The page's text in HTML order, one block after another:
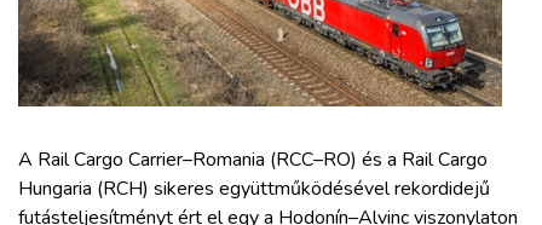
HAJÓZÁS
BLOG
ARCHÍVUM
A Rail Cargo Carrier–Romania (RCC–RO) és a Rail Cargo
Hungaria (RCH) sikeres együttműködésével rekordidejű
futásteljesítményt ért el egy a Hodonín–Alvinc viszonylaton